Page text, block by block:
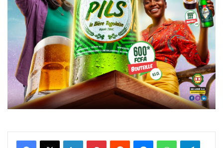
FacebookX Linkedin PinterestReddit MessengerWhatsAppTelegram